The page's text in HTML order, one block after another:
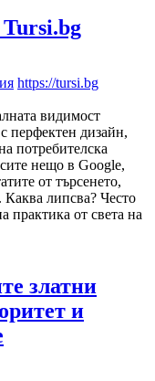
https://tursi.bg
видимост
перфектен дизайн,
потребителска
нещо в Google,
от търсенето,
липсва? Често
практика от света на
златни
и